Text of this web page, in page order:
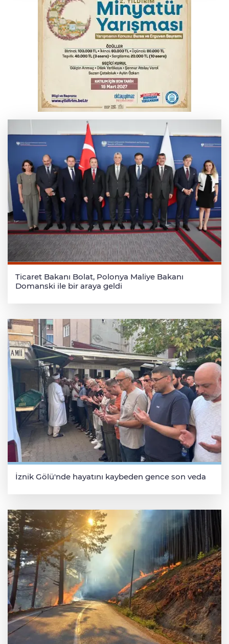
YENİ Parti Genel Başkanı Özel'den
Çerçeve Yasa yorumu
Serbest piyasada döviz fiyatları
Serbest piyasada altın fiyatları...
Ticaret Bakanı Bolat, Polonya Maliye Bakanı
Domanski ile bir araya geldi
İznik Gölü'nde hayatını kaybeden gence son veda